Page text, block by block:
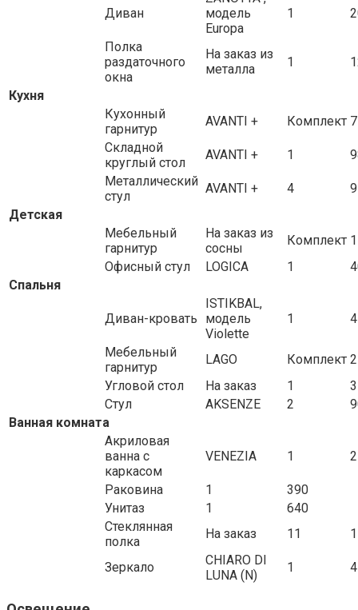
Диван
модель
Europa
1
Полка
раздаточного
окна
На заказ из
металла
1
Кухня
Кухонный
гарнитур
AVANTI + Комплект
Складной
круглый стол
AVANTI + 1
Металлический
стул
AVANTI + 4
Детская
Мебельный
гарнитур
На заказ из
сосны
Комплект
Офисный стул
LOGICA 1
Спальня
Диван-кровать
ISTIKBAL,
модель
Violette
1
Мебельный
гарнитур
LAGO Комплект
Угловой стол
На заказ 1
Стул
AKSENZE 2
Ванная комната
Акриловая
ванна с
каркасом
VENEZIA 1
Раковина 1
390
Унитаз
1
640
Стеклянная
полка
На заказ 11
Зеркало
CHIARO DI
LUNA (N)
1